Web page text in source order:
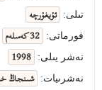
تىلى: ئۇيغۇرچە
فورماتى: 32 كەسلەم
نەشر يىلى: 1998
نەشرىيات: شىنجاڭ